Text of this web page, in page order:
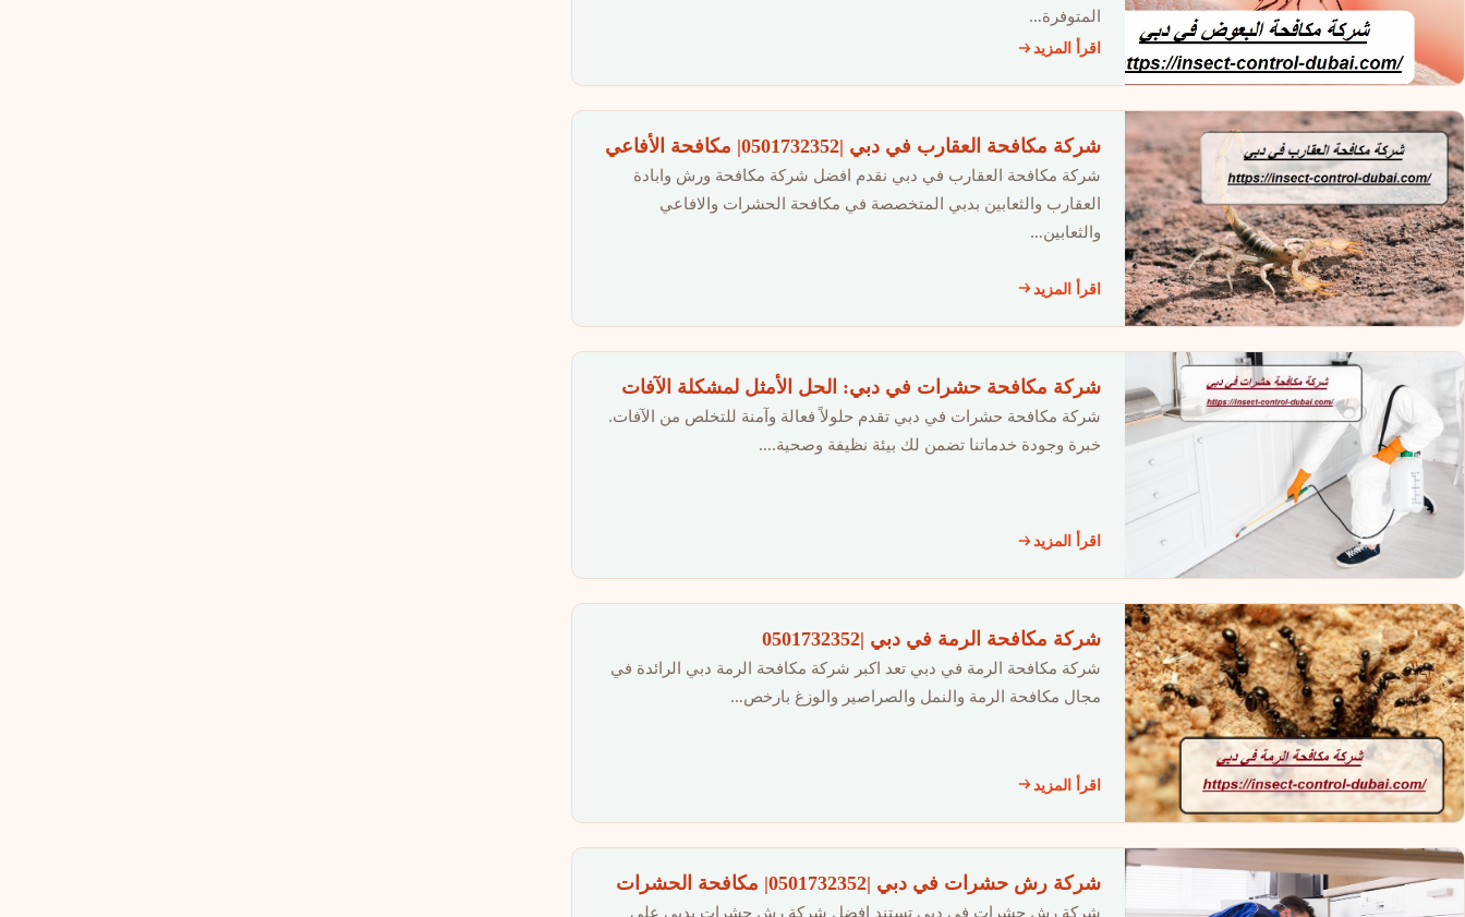
المتوفرة…
اقرأ المزيد
شركة مكافحة العقارب في دبي |0501732352| مكافحة الأفاعي
شركة مكافحة العقارب في دبي نقدم افضل شركة مكافحة ورش وابادة
العقارب والثعابين بدبي المتخصصة في مكافحة الحشرات والافاعي
والثعابين…
اقرأ المزيد
شركة مكافحة حشرات في دبي: الحل الأمثل لمشكلة الآفات
شركة مكافحة حشرات في دبي تقدم حلولاً فعالة وآمنة للتخلص من الآفات.
خبرة وجودة خدماتنا تضمن لك بيئة نظيفة وصحية.…
اقرأ المزيد
شركة مكافحة الرمة في دبي |0501732352
شركة مكافحة الرمة في دبي تعد اكبر شركة مكافحة الرمة دبي الرائدة في
مجال مكافحة الرمة والنمل والصراصير والوزغ بارخص…
اقرأ المزيد
شركة رش حشرات في دبي |0501732352| مكافحة الحشرات
شركة رش حشرات في دبي تستند افضل شركة رش حشرات بدبي علي